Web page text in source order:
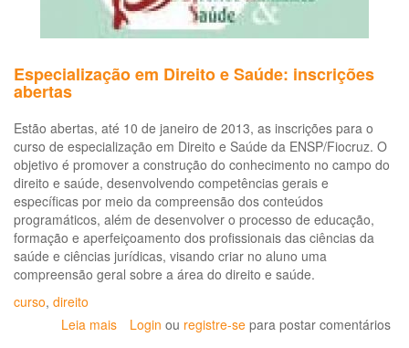
Especialização em Direito e Saúde: inscrições
abertas
Estão abertas, até 10 de janeiro de 2013, as inscrições para o
curso de especialização em Direito e Saúde da ENSP/Fiocruz. O
objetivo é promover a construção do conhecimento no campo do
direito e saúde, desenvolvendo competências gerais e
específicas por meio da compreensão dos conteúdos
programáticos, além de desenvolver o processo de educação,
formação e aperfeiçoamento dos profissionais das ciências da
saúde e ciências jurídicas, visando criar no aluno uma
compreensão geral sobre a área do direito e saúde.
curso, direito
Leia mais sobre
Login ou registre-se para postar comentários